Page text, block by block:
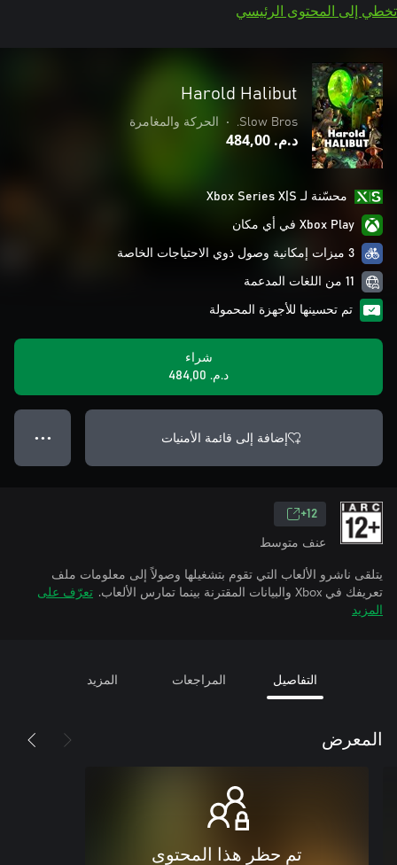
تخطي إلى المحتوى الرئيسي
Harold Halibut
Slow Bros.
• الحركة والمغامرة
د.م.‏ 484,00
محسّنة لـ Xbox Series X|S
Xbox Play في أي مكان
3 ميزات إمكانية وصول ذوي الاحتياجات الخاصة
11 من اللغات المدعمة
تم تحسينها للأجهزة المحمولة
شراء
د.م.‏ 484,00
إضافة إلى قائمة الأمنيات ● ● ●
12+
عنف متوسط
يتلقى ناشرو الألعاب التي تقوم بتشغيلها وصولاً إلى معلومات ملف
تعريفك في Xbox والبيانات المقترنة بينما تمارس الألعاب.
تعرّف على
المزيد
التفاصيل المراجعات المزيد
المعرض
تم حظر هذا المحتوى